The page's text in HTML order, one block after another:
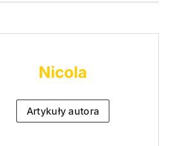
Nicola
Artykuły autora